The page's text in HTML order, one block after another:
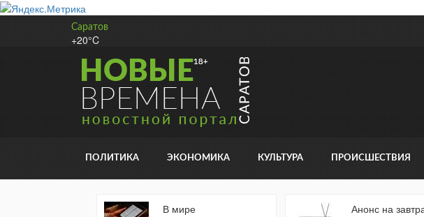
Саратов
+20°C
ПОЛИТИКА ЭКОНОМИКА КУЛЬТУРА ПРОИСШЕСТВИЯ
В мире Анонс на